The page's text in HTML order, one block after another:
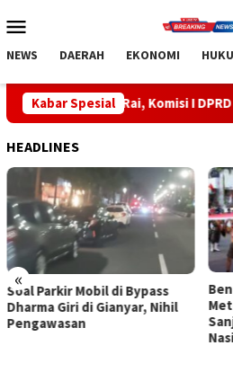
ke
Mobile
NEWS DAERAH EKONOMI
Kabar Spesial
Komisi I DPRD Bali Tegaskan
HEADLINES
«
Bendera Merah Putih 100
Meter Membentang, Bupati
Sanjaya Kobarkan Semangat